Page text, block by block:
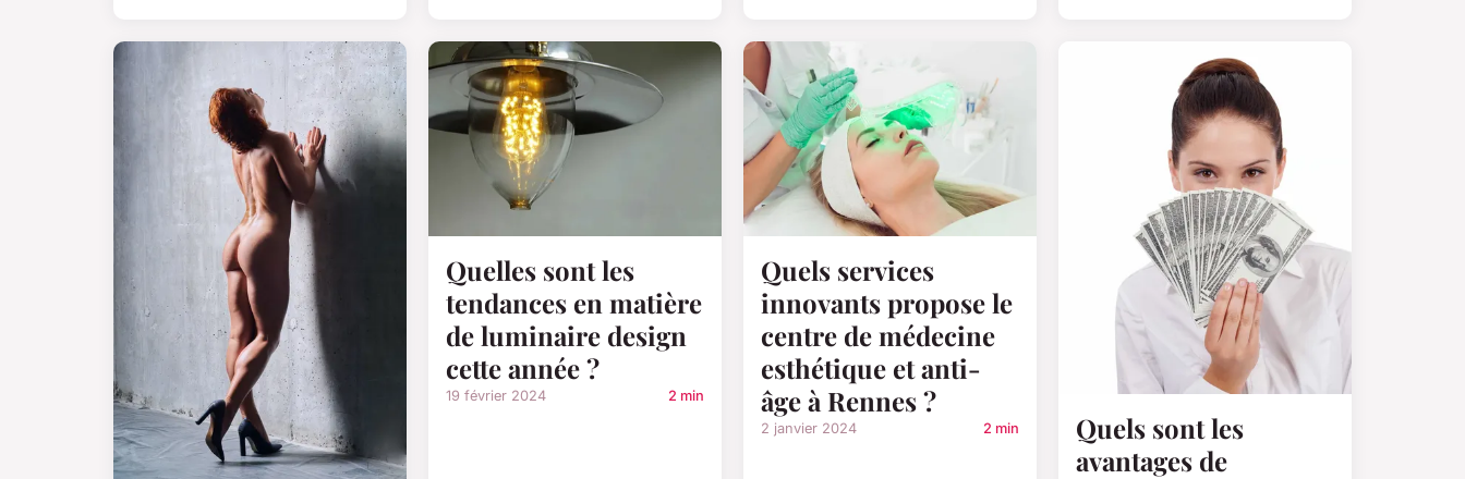
Quelles sont les
tendances en matière
de luminaire design
cette année ?
19 février 2024 2 min
Quels services
innovants propose le
centre de médecine
esthétique et anti-
âge à Rennes ?
2 janvier 2024 2 min
Quels sont les
avantages de